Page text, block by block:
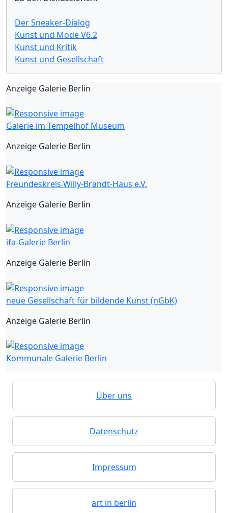
Der Sneaker-Dialog
Kunst und Mode V6.2
Kunst und Kritik
Kunst und Gesellschaft
Anzeige Galerie Berlin
Galerie im Tempelhof Museum
Anzeige Galerie Berlin
Freundeskreis Willy-Brandt-Haus e.V.
Anzeige Galerie Berlin
ifa-Galerie Berlin
Anzeige Galerie Berlin
neue Gesellschaft für bildende Kunst (nGbK)
Anzeige Galerie Berlin
Kommunale Galerie Berlin
Über uns
Datenschutz
Impressum
art in berlin